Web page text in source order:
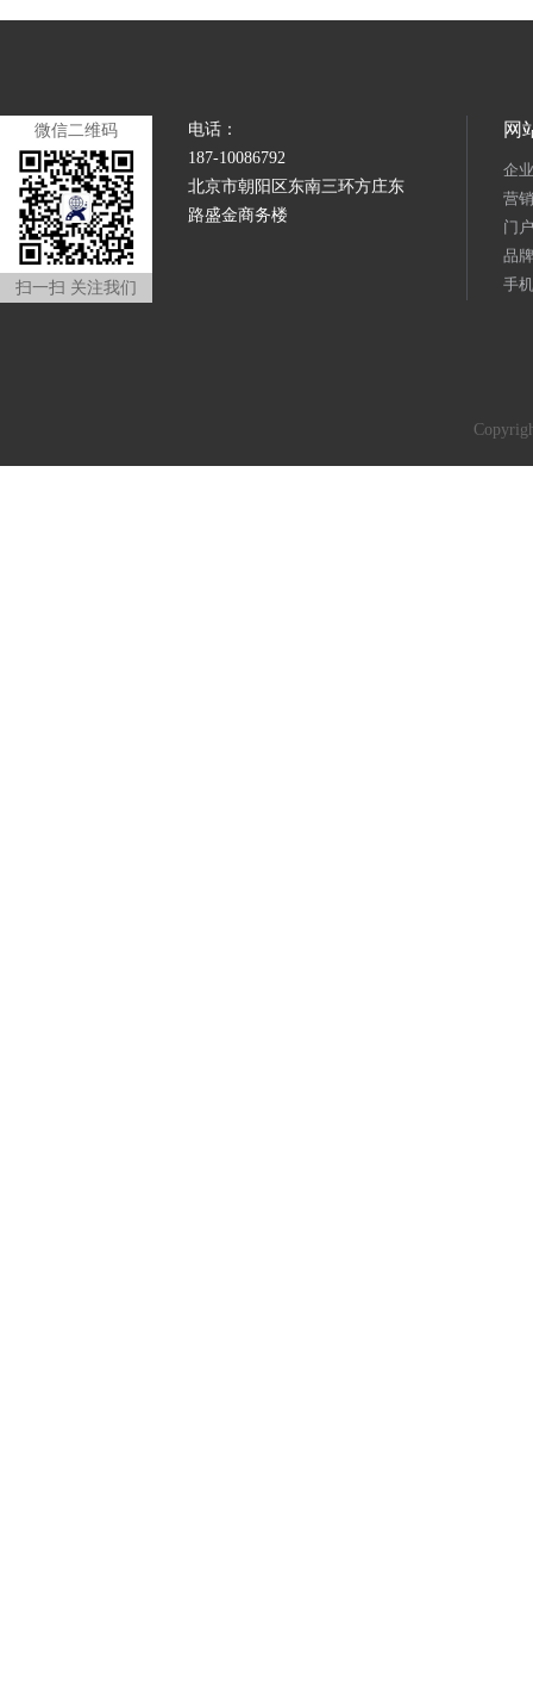
微信二维码
扫一扫 关注我们
电话：
187-10086792
北京市朝阳区东南三环方庄东
路盛金商务楼
网
企
营
门
品
手